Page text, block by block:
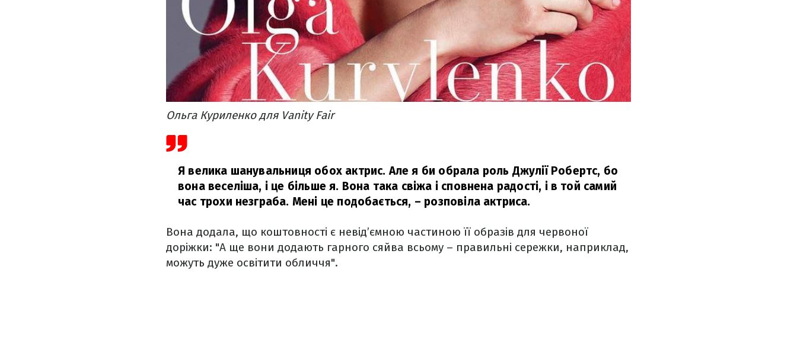
Ольга Куриленко для Vanity Fair
Я велика шанувальниця обох актрис. Але я би обрала роль Джулії Робертс, бо
вона веселіша, і це більше я. Вона така свіжа і сповнена радості, і в той самий
час трохи незграба. Мені це подобається, – розповіла актриса.
Вона додала, що коштовності є невід’ємною частиною її образів для червоної
доріжки: "А ще вони додають гарного сяйва всьому – правильні сережки, наприклад,
можуть дуже освітити обличчя".